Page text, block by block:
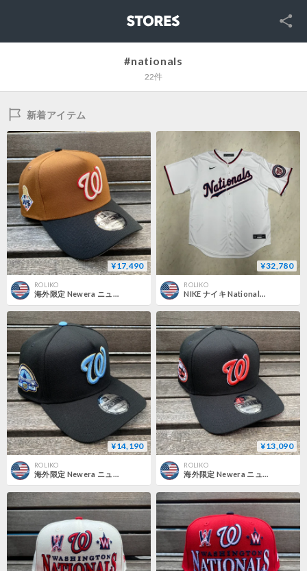
SNS
#nationals
22件
新着アイテム
¥17,490
ROLIKO
海外限定 Newera ニューエラ 9Forty Aフレーム Nationals ナショナルズ 2019 World Series キャップ (940-306)
¥32,780
ROLIKO
NIKE ナイキ Nationals ワシントン ナショナルズ MLB オフィシャルライセンス リミテッド ジャージー (MLBJ25)
¥14,190
ROLIKO
海外限定 Newera ニューエラ 9Forty A-Frame Aフレーム Nationals ナショナルズ 1962-2007 キャップ (940-172)
¥13,090
ROLIKO
海外限定 Newera ニューエラ 9Forty A-Frame Aフレーム Nationals ナショナルズ 2000 Inaugural キャップ (940-171)